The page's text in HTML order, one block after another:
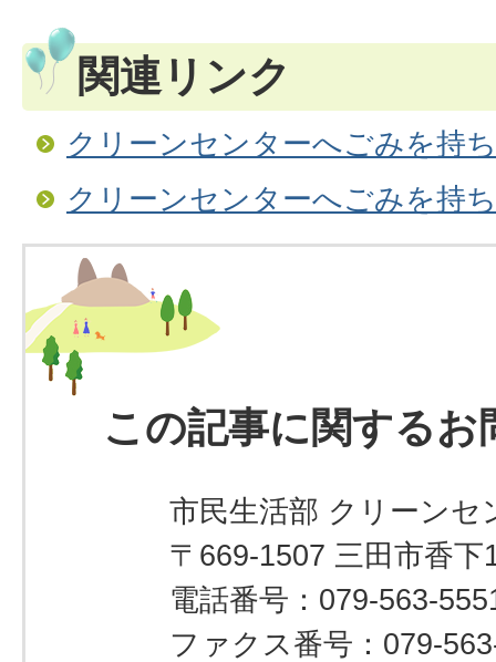
関連リンク
クリーンセンターへごみを持
クリーンセンターへごみを持
この記事に関するお
市民生活部 クリーンセ
〒669-1507 三田市香下
電話番号：079-563-
ファクス番号：079-